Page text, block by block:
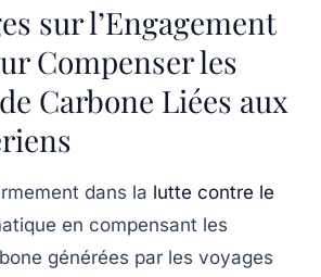
sur l’Engagement
Compenser les
Carbone Liées aux
dans la lutte contre le
en compensant les
générées par les voyages